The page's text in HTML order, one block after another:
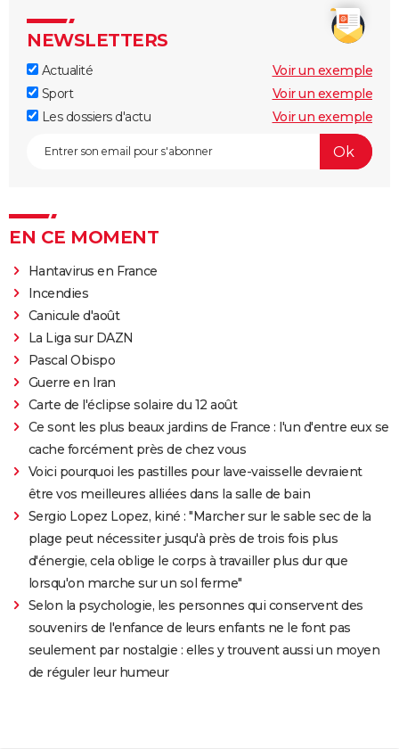
NEWSLETTERS
Actualité
Voir un exemple
Sport
Voir un exemple
Les dossiers d'actu
Voir un exemple
EN CE MOMENT
Hantavirus en France
Incendies
Canicule d'août
La Liga sur DAZN
Pascal Obispo
Guerre en Iran
Carte de l'éclipse solaire du 12 août
Ce sont les plus beaux jardins de France : l'un d'entre eux se
cache forcément près de chez vous
Voici pourquoi les pastilles pour lave-vaisselle devraient
être vos meilleures alliées dans la salle de bain
Sergio Lopez Lopez, kiné : "Marcher sur le sable sec de la
plage peut nécessiter jusqu'à près de trois fois plus
d'énergie, cela oblige le corps à travailler plus dur que
lorsqu'on marche sur un sol ferme"
Selon la psychologie, les personnes qui conservent des
souvenirs de l'enfance de leurs enfants ne le font pas
seulement par nostalgie : elles y trouvent aussi un moyen
de réguler leur humeur